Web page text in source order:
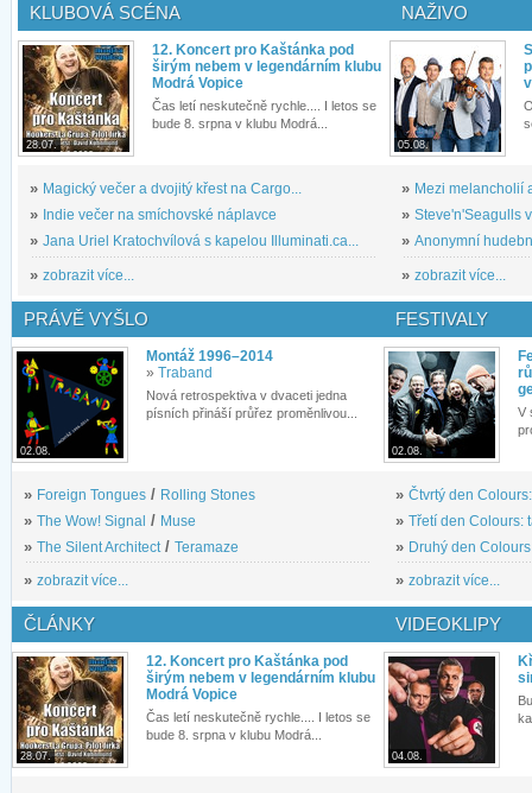
KLUBOVÁ SCÉNA
28.07.
12. Koncert pro Kaštánka pod
širým nebem v legendárním klubu
Modrá Vopice
Čas letí neskutečně rychle.... I letos se
bude 8. srpna v klubu Modrá...
» Magický večer a dvojitý křest na Cargo...
» Indie večer na smíchovské náplavce
» Jana Uriel Kratochvílová s kapelou Illuminati.ca...
» zobrazit více...
NAŽIVO
05.08.
» Mezi melancholií
» Steve'n'Seagulls
» Anonymní
» zobrazit více...
PRÁVĚ VYŠLO
02.08.
Montáž 1996–2014
» Traband
Nová retrospektiva v dvaceti jedna
písních přináší průřez proměnlivou...
» Foreign Tongues / Rolling Stones
» The Wow! Signal / Muse
» The Silent Architect / Teramaze
» zobrazit více...
FESTIVALY
02.08.
V
» Čtvrtý den
» Třetí den Colours:
» Druhý den
» zobrazit více...
ČLÁNKY
28.07.
12. Koncert pro Kaštánka pod
širým nebem v legendárním klubu
Modrá Vopice
Čas letí neskutečně rychle.... I letos se
bude 8. srpna v klubu Modrá...
VIDEOKLIPY
04.08.